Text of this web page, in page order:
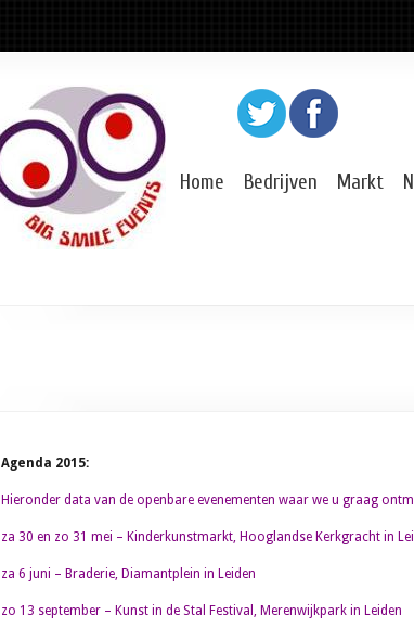
Home Bedrijven Markt
Agenda 2015:
Hieronder data van de openbare evenementen waar we u graag
za 30 en zo 31 mei – Kinderkunstmarkt, Hooglandse Kerkgracht in
za 6 juni – Braderie, Diamantplein in Leiden
zo 13 september – Kunst in de Stal Festival, Merenwijkpark in Leiden